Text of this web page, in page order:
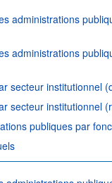
administrations
administrations
secteur institutionnel
secteur institutionnel
publiques par